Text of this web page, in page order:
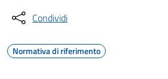
Condividi
Normativa di riferimento